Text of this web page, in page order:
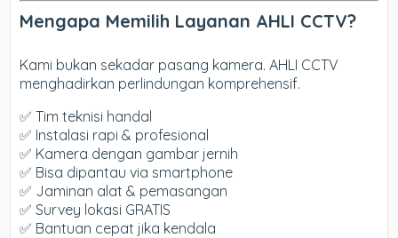
Mengapa Memilih Layanan AHLI CCTV?
Kami bukan sekadar pasang kamera. AHLI CCTV
menghadirkan perlindungan komprehensif.
✅ Tim teknisi handal
✅ Instalasi rapi & profesional
✅ Kamera dengan gambar jernih
✅ Bisa dipantau via smartphone
✅ Jaminan alat & pemasangan
✅ Survey lokasi GRATIS
✅ Bantuan cepat jika kendala